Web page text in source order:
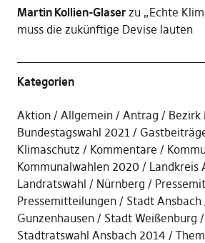
Martin Kollien-Glaserzu „Echte
muss die zukünftige Devise lauten
Kategorien
Aktion Allgemein Antrag
Bundestagswahl 2021
Klimaschutz
Kommentare
Kommunalwahlen 2020
Landkreis
Landratswahl
Nürnberg
Pressemitteilungen
Stadt Ansbach
Gunzenhausen
Stadt Weißenburg
Stadtratswahl Ansbach 2014